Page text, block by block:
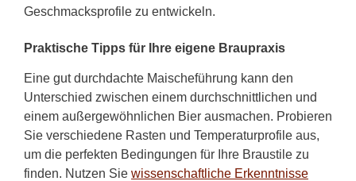
Geschmacksprofile zu entwickeln.
Praktische Tipps für Ihre eigene Braupraxis
Eine gut durchdachte Maischeführung kann den
Unterschied zwischen einem durchschnittlichen und
einem außergewöhnlichen Bier ausmachen. Probieren
Sie verschiedene Rasten und Temperaturprofile aus,
um die perfekten Bedingungen für Ihre Braustile zu
finden. Nutzen Sie wissenschaftliche Erkenntnisse